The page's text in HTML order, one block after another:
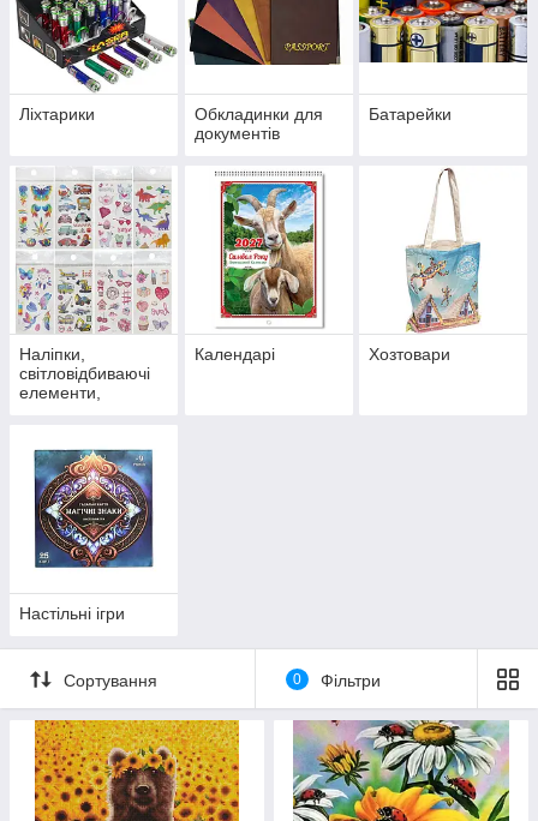
Ліхтарики
Обкладинки для
документів
Батарейки
Наліпки,
світловідбиваючі
елементи,
Календарі Хозтовари
Настільні ігри
Сортування 0 Фільтри